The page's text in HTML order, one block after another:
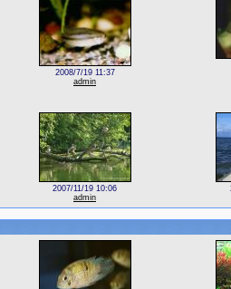
2008/7/19 11:37
admin
2007/11/19 10:06
admin